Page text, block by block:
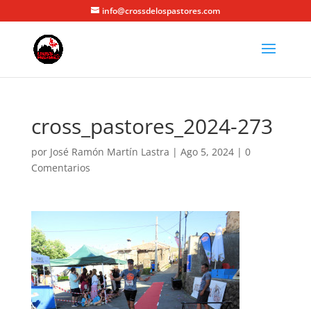
info@crossdelospastores.com
cross_pastores_2024-273
por José Ramón Martín Lastra | Ago 5, 2024| 0
Comentarios